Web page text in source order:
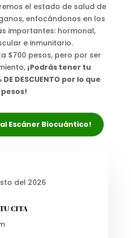
el estado de salud de
enfocándonos en los
importantes: hormonal,
e inmunitario.
$700 pesos, pero por ser
¡Podrás tener tu
DESCUENTO por lo que
Escáner Biocuántico!
del 2026
CITA